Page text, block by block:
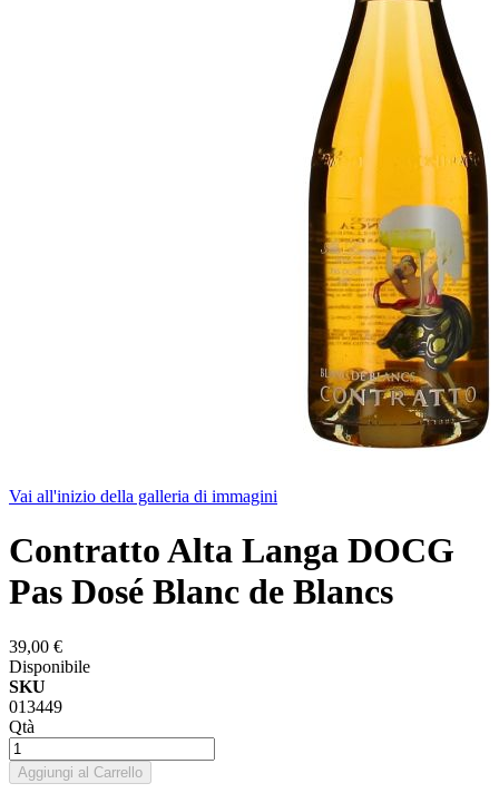
Vai all'inizio della galleria di immagini
Contratto Alta Langa DOCG
Pas Dosé Blanc de Blancs
39,00 €
Disponibile
SKU
013449
Qtà
Aggiungi al Carrello